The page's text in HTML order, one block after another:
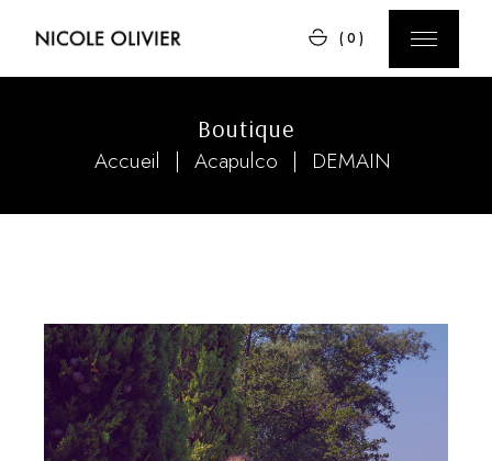
(0)
Boutique
Accueil Acapulco DEMAIN